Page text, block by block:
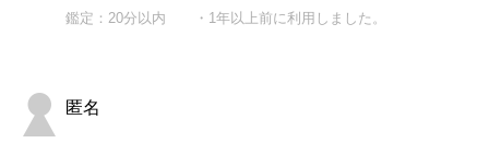
鑑定：20分以内 ・1年以上前に利用しました。
匿名